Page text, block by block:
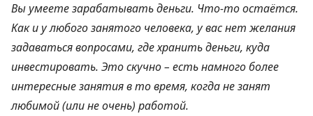
Вы умеете зарабатывать деньги. Что-то остаётся.
Как и у любого занятого человека, у вас нет желания
задаваться вопросами, где хранить деньги, куда
инвестировать. Это скучно – есть намного более
интересные занятия в то время, когда не занят
любимой (или не очень) работой.